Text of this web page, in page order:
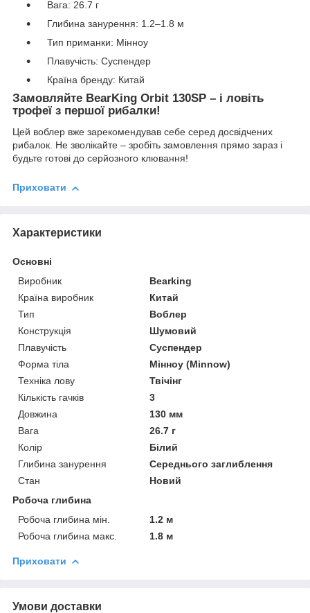
Вага: 26.7 г
Глибина занурення: 1.2–1.8 м
Тип приманки: Мінноу
Плавучість: Суспендер
Країна бренду: Китай
Замовляйте BearKing Orbit 130SP – і ловіть
трофеї з першої рибалки!
Цей воблер вже зарекомендував себе серед досвідчених
рибалок. Не зволікайте – зробіть замовлення прямо зараз і
будьте готові до серйозного клювання!
Приховати
Характеристики
Основні
Виробник
Bearking
Країна виробник
Китай
Тип
Воблер
Конструкція
Шумовий
Плавучість
Суспендер
Форма тіла
Мінноу (Minnow)
Техніка лову
Твічінг
Кількість гачків
3
Довжина
130 мм
Вага
26.7 г
Колір
Білий
Глибина занурення
Середнього заглиблення
Стан
Новий
Робоча глибина
Робоча глибина мін.
1.2 м
Робоча глибина макс.
1.8 м
Приховати
Умови доставки